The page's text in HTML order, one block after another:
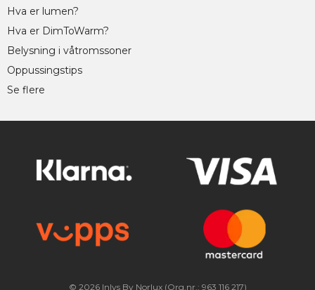
Hva er lumen?
Hva er DimToWarm?
Belysning i våtromssoner
Oppussingstips
Se flere
© 2026 Inlys By Norlux (Org.nr.: 963 116 217)